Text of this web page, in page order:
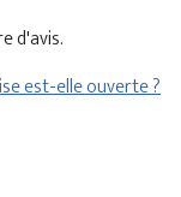
d'avis.
est-elle ouverte ?